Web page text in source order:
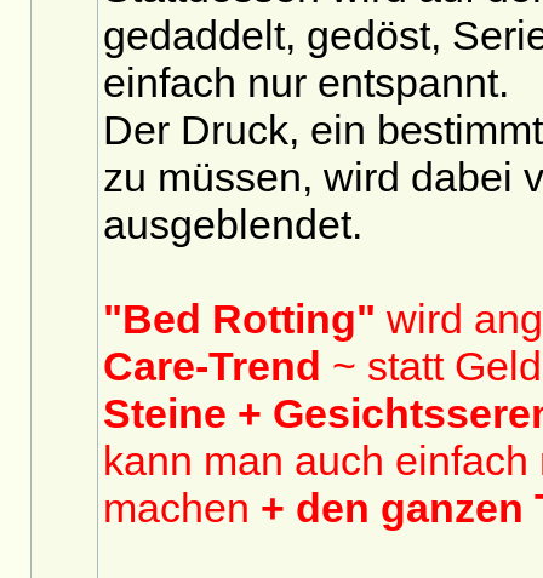
gedaddelt, gedöst,
einfach nur entspannt.
Der Druck, ein
zu müssen, wird dabei
ausgeblendet.
"Bed Rotting" wird
Care-Trend ~ statt
Steine +
kann man auch
machen + den ganzen